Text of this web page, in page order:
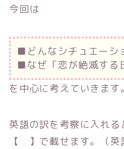
今回は
■どんなシチュエーシ
■なぜ「恋が絶滅する
を中心に考えていきます。
英語の訳を考察に入れ
【 】で載せます。（英